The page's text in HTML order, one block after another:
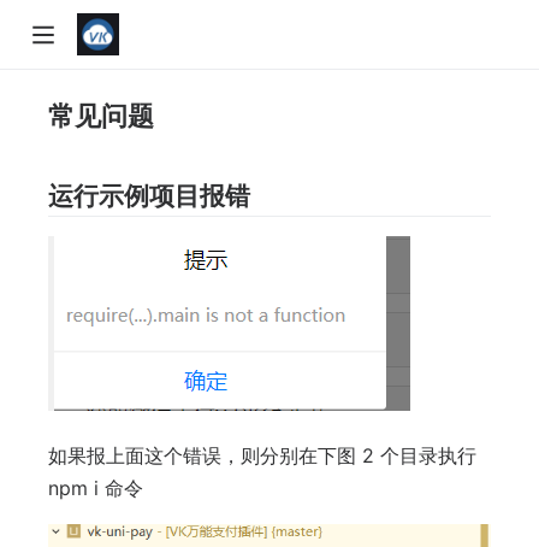
常见问题
运行示例项目报错
如果报上面这个错误，则分别在下图 2 个目录执行
npm i 命令